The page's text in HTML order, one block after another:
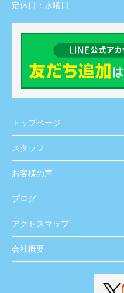
定休日： 水曜日
トップページ
スタッフ
お客様の声
ブログ
アクセスマップ
会社概要